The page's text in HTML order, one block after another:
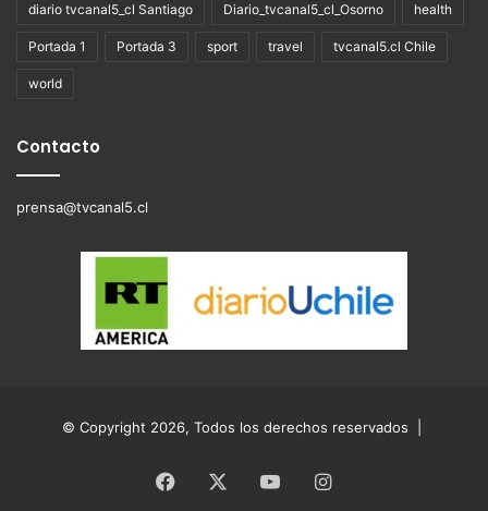
diario tvcanal5_cl Santiago Diario_tvcanal5_cl_Osorno health
Portada 1 Portada 3 sport travel tvcanal5.cl Chile
world
Contacto
prensa@tvcanal5.cl
© Copyright 2026, Todos los derechos reservados |
Facebook YouTubeInstagram